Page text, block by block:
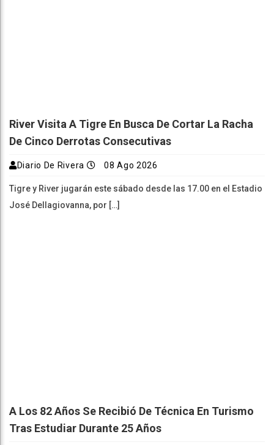
River Visita A Tigre En Busca De Cortar La Racha
De Cinco Derrotas Consecutivas
Diario De Rivera 08 Ago 2026
Tigre y River jugarán este sábado desde las 17.00 en el Estadio
José Dellagiovanna, por […]
A Los 82 Años Se Recibió De Técnica En Turismo
Tras Estudiar Durante 25 Años